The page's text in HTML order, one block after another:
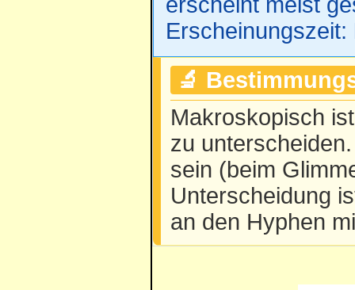
Erscheinungszeit:
🔬
Makroskopisch
zu
sein (beim
Unterscheidung
an den Hyphen